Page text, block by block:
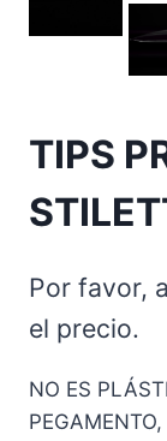
TIPS
Por favor,
el precio.
NO ES